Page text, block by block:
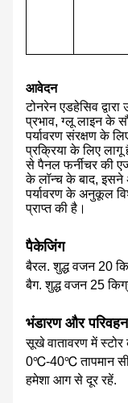
आवेदन
टोनरेन एडहेसिव
प्रभाव, ग्लू लाइन के
पर्यावरण संरक्षण के
प्रक्रिया के लिए
से पैनल फर्नीचर की
के लॉन्च के बाद, इसने
पर्यावरण के अनुकूल
प्राप्त की है।
पैकेजिंग
बैरल. शुद्ध वजन 20
बैग. शुद्ध वजन 25
भंडारण और परिवहन
सूखे वातावरण में
0℃-40℃ तापमान
हमेशा आग से दूर रहें.